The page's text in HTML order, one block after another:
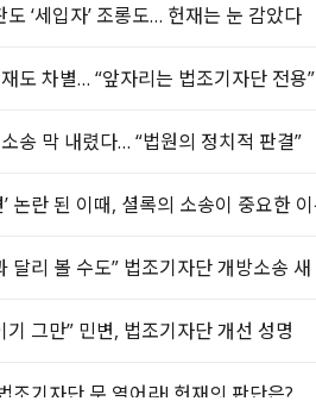
도 ‘세입자’ 조롱도… 헌재는 눈 감았다
도 차별… “앞자리는 법조기자단 전용”
송 막 내렸다… “법원의 정치적 판결”
’ 논란 된 이때, 셜록의 소송이 중요한
달리 볼 수도” 법조기자단 개방소송 새
기 그만” 민변, 법조기자단 개선 성명
조기자단 문 열어라! 헌재의 판단은?